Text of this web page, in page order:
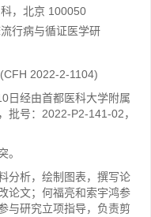
，北京 100050
行病与循证医学研
(CFH 2022-2-1104)
日经由首都医科大学附属
批号：2022-P2-141-02，
。
分析，绘制图表，撰写论
论文；何福亮和索宇鸿参
与研究立项指导，负责剪